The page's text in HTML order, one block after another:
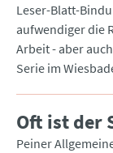
Leser-Blatt-
aufwendiger die
Arbeit - aber
Serie im
Oft ist der
Peiner